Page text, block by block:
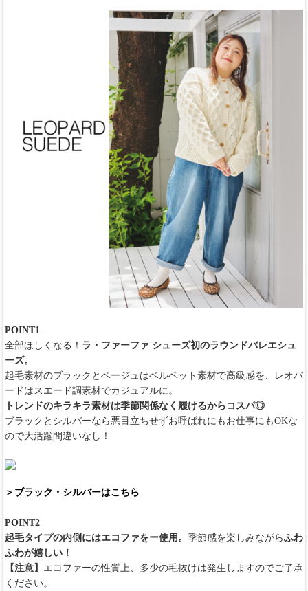
POINT1
全部ほしくなる！ ラ・ファーファ シューズ初のラウンドバレエシュ
ーズ。
起毛素材のブラックとベージュはベルベット素材で高級感を、レオパ
ードはスエード調素材でカジュアルに。
トレンドのキラキラ素材は季節関係なく履けるからコスパ◎
ブラックとシルバーなら悪目立ちせずお呼ばれにもお仕事にもOKな
ので大活躍間違いなし！
＞ブラック・シルバーはこちら
POINT2
起毛タイプの内側にはエコファをー使用。 季節感を楽しみながらふわ
ふわが嬉しい！
【注意】 エコファーの性質上、多少の毛抜けは発生しますのでご了承
ください。